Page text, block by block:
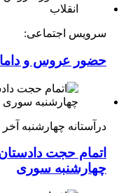
سرویس اجتماعی:
حضور عروس و داماد
درآستانه چهارشنبه
اتمام حجت
چهارشنبه ‌سوری